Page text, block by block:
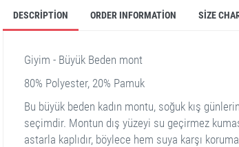
DESCRIPTION ORDER INFORMATION SIZE
Giyim - Büyük Beden mont
80% Polyester, 20% Pamuk
Bu büyük beden kadın montu, soğuk kış
seçimdir. Montun dış yüzeyi su geçirmez
astarla kaplıdır, böylece hem suya karşı